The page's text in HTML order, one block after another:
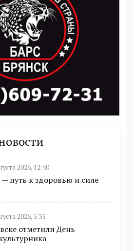
2026, 12:40
путь к здоровью и силе
2026, 5:35
отметили День